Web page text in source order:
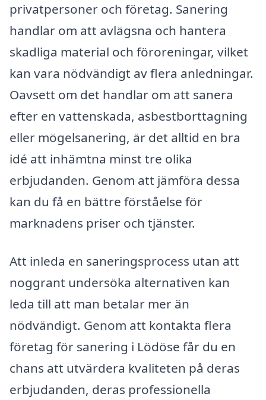
privatpersoner och företag. Sanering
handlar om att avlägsna och hantera
skadliga material och föroreningar, vilket
kan vara nödvändigt av flera anledningar.
Oavsett om det handlar om att sanera
efter en vattenskada, asbestborttagning
eller mögelsanering, är det alltid en bra
idé att inhämtna minst tre olika
erbjudanden. Genom att jämföra dessa
kan du få en bättre förståelse för
marknadens priser och tjänster.
Att inleda en saneringsprocess utan att
noggrant undersöka alternativen kan
leda till att man betalar mer än
nödvändigt. Genom att kontakta flera
företag för sanering i Lödöse får du en
chans att utvärdera kvaliteten på deras
erbjudanden, deras professionella